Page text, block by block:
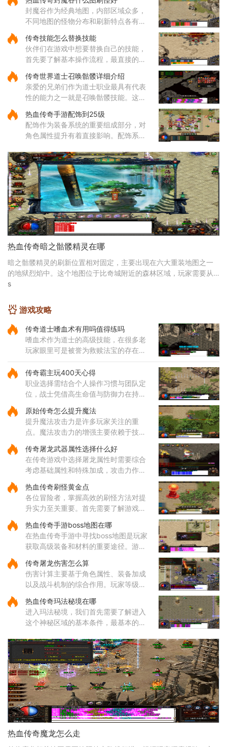
魔阵中，咱们需要先进入右边的门，然
后按照逆时针方向前进，最终将
封魔谷作为经典地图，内部区域众多，
不同地图的怪物分布和刷新特点各有差
角度来看，纵横道作为一个枢纽性质的
区域，连接着多个重要地点，
传奇技能怎么替换技能
伙伴们在游戏中想要替换自己的技能，
首先要了解基本操作流程，最直接的方
标上通过拖拽操作来调整它们的位置顺
序。这样的调整能够帮助哥哥
传奇世界道士召唤骷髅详细介绍
亲爱的兄弟们作为道士职业最具有代表
性的能力之一就是召唤骷髅技能。这个
能，让你能够通过施法将死去的生灵转
化为强大的骷髅伙伴。当你学
热血传奇手游配饰到25级
配饰作为装备系统的重要组成部分，对
角色属性提升有着直接影响。配饰系统
个部位都有其独特的属性加成，需要根
据职业特性进行合理搭配。配
热血传奇暗之骷髅精灵在哪
暗之骷髅精灵的刷新位置相对固定，主要出现在六大重装地图之一
的地狱烈焰中。这个地图位于比奇城附近的森林区域，玩家需要从
比奇城出发，经过特定的路线才能到达。地狱烈焰地
s
游戏攻略
传奇道士嗜血术有用吗值得练吗
嗜血术作为道士的高级技能，在很多老
玩家眼里可是被誉为救赎法宝的存在。
这个技能不仅伤害可观，还带有独特的
吸血效果，能够在攻击敌人的同时为自
身恢复体力，大大提升了道士
传奇霸主玩400天心得
职业选择需结合个人操作习惯与团队定
位，战士凭借高生命值与防御力在持久
备高爆发特性，道士的召唤兽在继承元
婴属性后能显著提升战斗效率
原始传奇怎么提升魔法
提升魔法攻击力是许多玩家关注的重
点。魔法攻击力的增强主要依赖于技能
电术是一个核心输出技能，能够对远距
离目标造成高额伤害，因此在技
传奇屠龙武器属性选择什么好
在传奇游戏中选择屠龙属性时需要综合
考虑基础属性和特殊加成，攻击力作为
关注，它能有效提升玩家对战各类敌人
的效率。屠龙武器普遍具备较
热血传奇刷怪黄金点
各位冒险者，掌握高效的刷怪方法对提
升实力至关重要。首先需要了解游戏中
地是经验丰富的玩家经常光顾的场所，
这些地方的怪物刷新频率较高
热血传奇手游boss地图在哪
在热血传奇手游中寻找boss地图是玩家
获取高级装备和材料的重要途径。游戏
要包括矿洞、沃玛寺庙、祖玛寺庙、石
墓等地。矿洞分为不同层次，每层
传奇屠龙伤害怎么算
伤害计算主要基于角色属性、装备加成
以及战斗机制的综合作用。玩家等级和
础攻击力和技能伤害，提升等级和增加
主属性点是提高伤害的基础途
热血传奇玛法秘境在哪
进入玛法秘境，我们首先需要了解进入
这个神秘区域的基本条件，最基本的就
这个等级是连门都找不到的。除了等级
要求，还有一个特别重要的东
热血传奇魔龙怎么走